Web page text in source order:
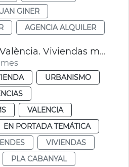
GINER
AGENCIA ALQUILER
Plano Cabanyal València. Viviendas municipales
URBANISMO
VALENCIA
EN PORTADA TEMÁTICA
VIVIENDAS
PLA CABANYAL